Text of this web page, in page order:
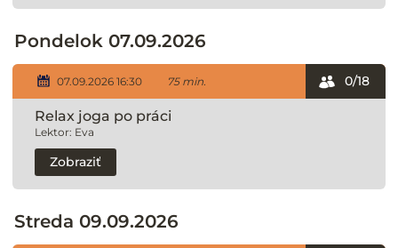
Pondelok 07.09.2026
07.09.2026 16:30 75 min.
Relax joga po práci
Lektor: Eva
0/18
Zobraziť
Streda 09.09.2026